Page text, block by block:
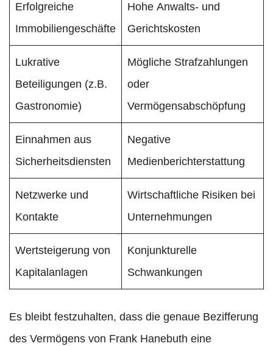
Erfolgreiche
Immobiliengeschäfte
Hohe Anwalts- und
Gerichtskosten
Lukrative
Beteiligungen (z.B.
Gastronomie)
Mögliche Strafzahlungen
oder
Vermögensabschöpfung
Einnahmen aus
Sicherheitsdiensten
Negative
Medienberichterstattung
Netzwerke und
Kontakte
Wirtschaftliche Risiken bei
Unternehmungen
Wertsteigerung von
Kapitalanlagen
Konjunkturelle
Schwankungen
Es bleibt festzuhalten, dass die genaue Bezifferung
des Vermögens von Frank Hanebuth eine